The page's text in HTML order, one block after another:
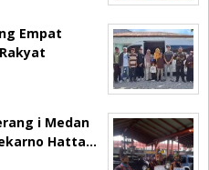
Empat
i Medan
Hatta…